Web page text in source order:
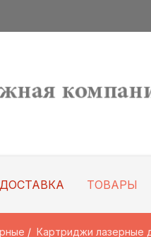
ТОВАРЫ
Картриджи лазерные